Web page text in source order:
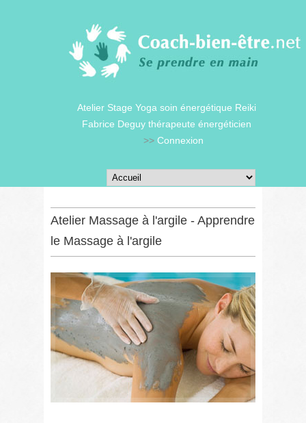
Atelier Stage Yoga soin énergétique Reiki
Fabrice Deguy thérapeute énergéticien
>> Connexion
Atelier Massage à l'argile - Apprendre
le Massage à l'argile